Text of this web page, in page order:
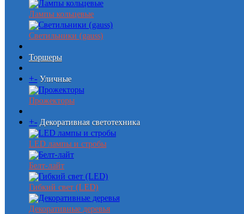
Лампы кольцевые
Светильники (gauss)
Торшеры
+- Уличные
Прожекторы
+- Декоративная светотехника
LED лампы и стробы
Белт-лайт
Гибкий свет (LED)
Декоративные деревья